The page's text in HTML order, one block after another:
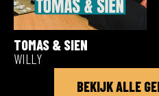
TOMAS & SIEN
WILLY
BEKIJK ALLE